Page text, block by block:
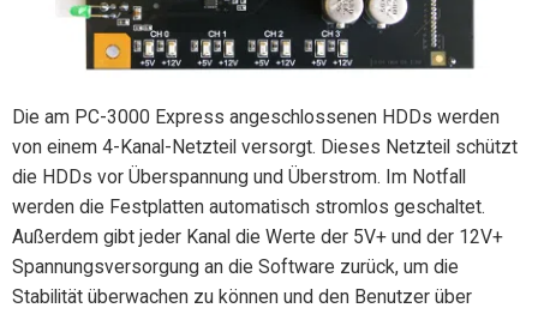
Die am PC-3000 Express angeschlossenen HDDs werden
von einem 4-Kanal-Netzteil versorgt. Dieses Netzteil schützt
die HDDs vor Überspannung und Überstrom. Im Notfall
werden die Festplatten automatisch stromlos geschaltet.
Außerdem gibt jeder Kanal die Werte der 5V+ und der 12V+
Spannungsversorgung an die Software zurück, um die
Stabilität überwachen zu können und den Benutzer über